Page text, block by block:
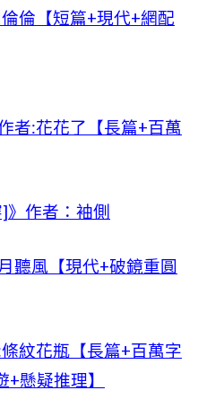
倫【短篇+現代+網配
者:花花了【長篇+百萬
》作者：袖側
聽風【現代+破鏡重圓
紋花瓶【長篇+百萬字
懸疑推理】